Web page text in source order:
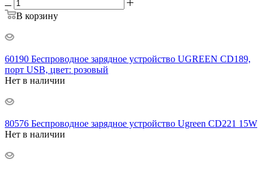
В корзину
60190 Беспроводное зарядное устройство UGREEN CD189,
порт USB, цвет: розовый
Нет в наличии
80576 Беспроводное зарядное устройство Ugreen CD221 15W
Нет в наличии